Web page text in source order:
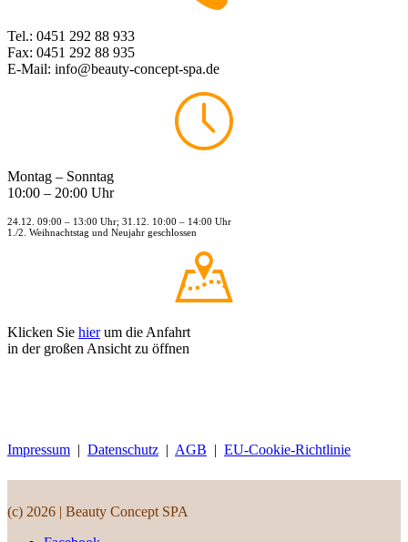
Tel.: 0451 292 88 933
Fax: 0451 292 88 935
E-Mail: info@beauty-concept-spa.de
Montag – Sonntag
10:00 – 20:00 Uhr
24.12. 09:00 – 13:00 Uhr; 31.12. 10:00 – 14:00 Uhr
1./2. Weihnachtstag und Neujahr geschlossen
Klicken Sie hierum die Anfahrt
in der großen Ansicht zu öffnen
Impressum | Datenschutz | AGB | EU-Cookie-Richtlinie
(c) 2026 | Beauty Concept SPA